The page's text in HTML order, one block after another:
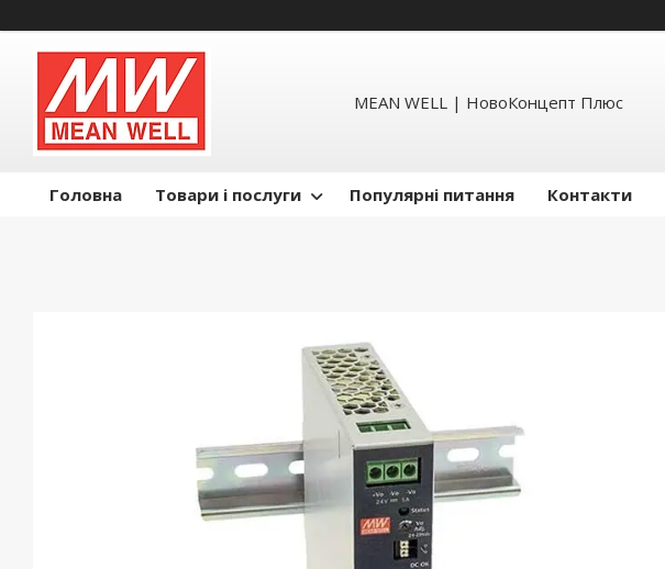
MEAN WELL | НовоКонцепт Плюс
Головна Товари і послуги Популярні питання Контакти